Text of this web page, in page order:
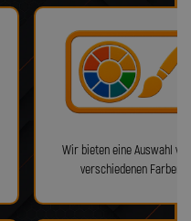
Wir bieten eine Auswahl
verschiedenen Farben!